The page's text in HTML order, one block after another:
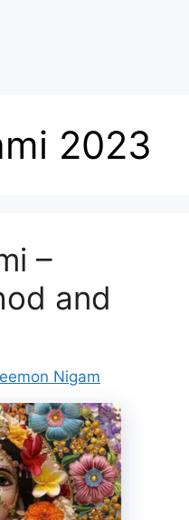
2023
–
and
Nigam